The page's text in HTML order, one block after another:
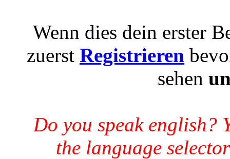
Wenn dies dein erster
zuerst Registrieren
sehen
Do you speak english?
the language